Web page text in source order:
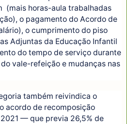
(mais horas-aula trabalhadas
o pagamento do Acordo de
o cumprimento do piso
Adjuntas da Educação Infantil
do tempo de serviço durante
vale-refeição e mudanças nas
também reivindica o
acordo de recomposição
— que previa 26,5% de